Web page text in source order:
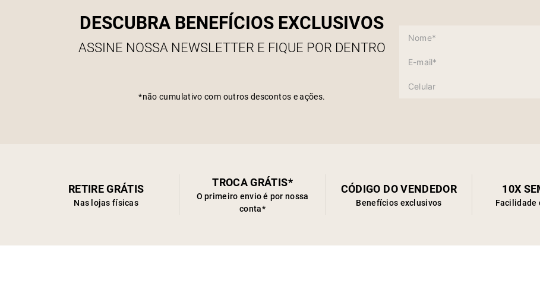
DESCUBRA BENEFÍCIOS EXCLUSIVOS
ASSINE NOSSA NEWSLETTER E FIQUE POR DENTRO
*não cumulativo com outros descontos e ações.
RETIRE GRÁTIS
Nas lojas físicas
TROCA GRÁTIS*
O primeiro envio é por nossa
conta*
CÓDIGO DO VENDEDOR
Benefícios exclusivos
10X
Facilidade